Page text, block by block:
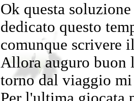
Ok questa
dedicato questo
comunque scrivere
Allora auguro buon
torno dal viaggio